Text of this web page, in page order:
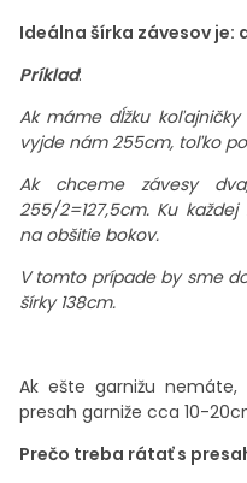
Ideálna šírka závesov je:
Príklad:
Ak máme dĺžku
vyjde nám 255cm, toľko
Ak chceme závesy
255/2=127,5cm. Ku
na obšitie bokov.
V tomto prípade by sme
šírky 138cm.
Ak ešte garnižu
presah garniže cca 10-
Prečo treba rátať s